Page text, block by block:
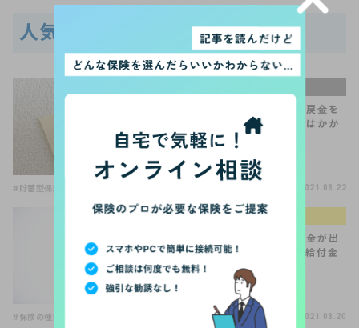
人気記事
保険を解約して解約返戻金を
受け取りました。税金はかか
るの？
#貯蓄型保険 2021.08.22
生命保険の選び方
「骨折、ひび」で給付金が出
る保険って？特定損傷給付金
とは？
#保険の種類 2021.08.20